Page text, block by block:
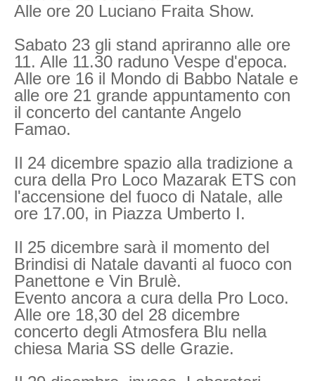
Alle ore 20 Luciano Fraita Show.
Sabato 23 gli stand apriranno alle ore
11. Alle 11.30 raduno Vespe d'epoca.
Alle ore 16 il Mondo di Babbo Natale e
alle ore 21 grande appuntamento con
il concerto del cantante Angelo
Famao.
Il 24 dicembre spazio alla tradizione a
cura della Pro Loco Mazarak ETS con
l'accensione del fuoco di Natale, alle
ore 17.00, in Piazza Umberto I.
Il 25 dicembre sarà il momento del
Brindisi di Natale davanti al fuoco con
Panettone e Vin Brulè.
Evento ancora a cura della Pro Loco.
Alle ore 18,30 del 28 dicembre
concerto degli Atmosfera Blu nella
chiesa Maria SS delle Grazie.